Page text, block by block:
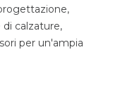
calzature,
per un'ampia